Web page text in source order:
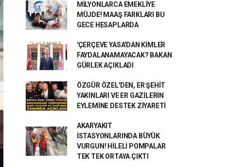
MİLYONLARCA EMEKLİYE
MÜJDE! MAAŞ FARKLARI BU
GECE HESAPLARDA
'ÇERÇEVE YASA'DAN KİMLER
FAYDALANAMAYACAK? BAKAN
GÜRLEK AÇIKLADI
ÖZGÜR ÖZEL'DEN, ER ŞEHİT
YAKINLARI VE ER GAZİLERİN
EYLEMİNE DESTEK ZİYARETİ
AKARYAKIT
İSTASYONLARINDA BÜYÜK
VURGUN! HİLELİ POMPALAR
TEK TEK ORTAYA ÇIKTI